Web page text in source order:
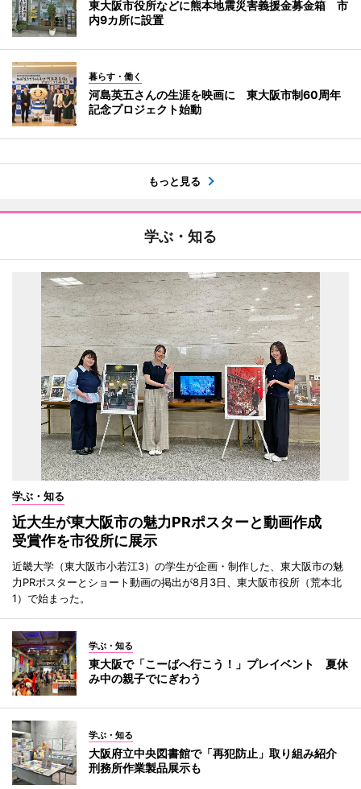
東大阪市役所などに熊本地震災害義援金募金箱 市
内9カ所に設置
暮らす・働く
河島英五さんの生涯を映画に 東大阪市制60周年
記念プロジェクト始動
もっと見る
学ぶ・知る
学ぶ・知る
近大生が東大阪市の魅力PRポスターと動画作成
受賞作を市役所に展示
近畿大学（東大阪市小若江3）の学生が企画・制作した、東大阪市の魅
力PRポスターとショート動画の掲出が8月3日、東大阪市役所（荒本北
1）で始まった。
学ぶ・知る
東大阪で「こーばへ行こう！」プレイベント 夏休
み中の親子でにぎわう
学ぶ・知る
大阪府立中央図書館で「再犯防止」取り組み紹介
刑務所作業製品展示も